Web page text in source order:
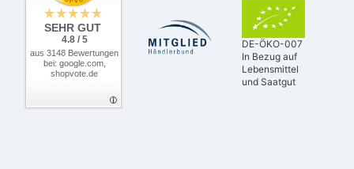
SEHR GUT
4.8 / 5
aus 3148 Bewertungen
bei: google.com,
shopvote.de
DE-ÖKO-007
In Bezug auf
Lebensmittel
und Saatgut